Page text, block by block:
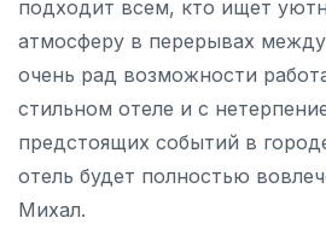
подходит всем, кто ищет
атмосферу в перерывах
очень рад возможности
стильном отеле и с
предстоящих событий в
отель будет полностью
Михал.